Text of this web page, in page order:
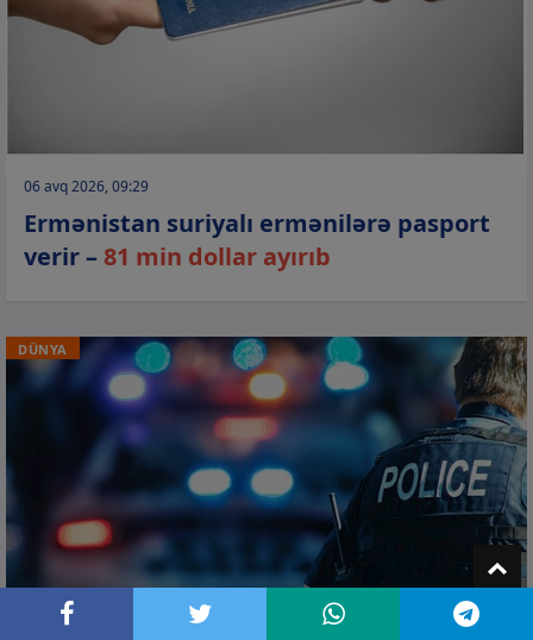
06 avq 2026, 09:29
Ermənistan suriyalı ermənilərə pasport
verir –81 min dollar ayırıb
DÜNYA